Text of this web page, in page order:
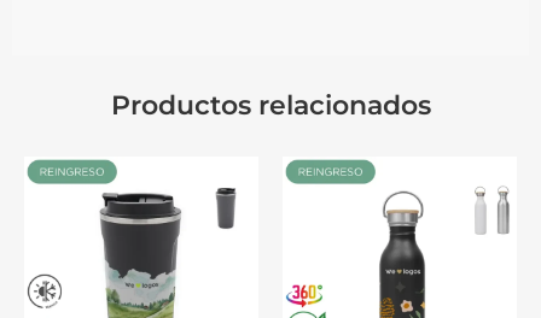
Productos relacionados